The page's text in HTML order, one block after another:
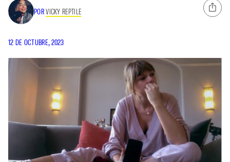
PORVICKY REPTILE
12 DE OCTUBRE, 2023